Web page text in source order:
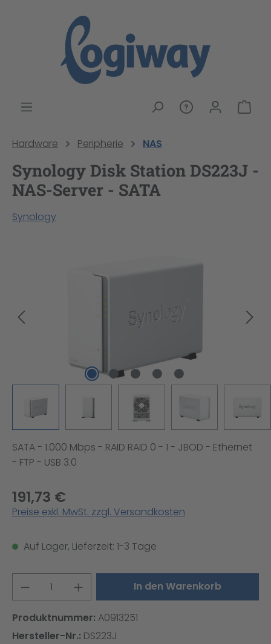
Hardware Peripherie NAS
Synology Disk Station DS223J -
NAS-Server - SATA
Synology
SATA - 1.000 Mbps - RAID RAID 0 - 1 - JBOD - Ethernet
- FTP - USB 3.0
191,73 €
Preise exkl. MwSt. zzgl. Versandkosten
Auf Lager, Lieferzeit: 1-3 Tage
Produkt Anzahl: Gib denIn den Warenkorb
Produktnummer: A0913251
Hersteller-Nr.: DS223J